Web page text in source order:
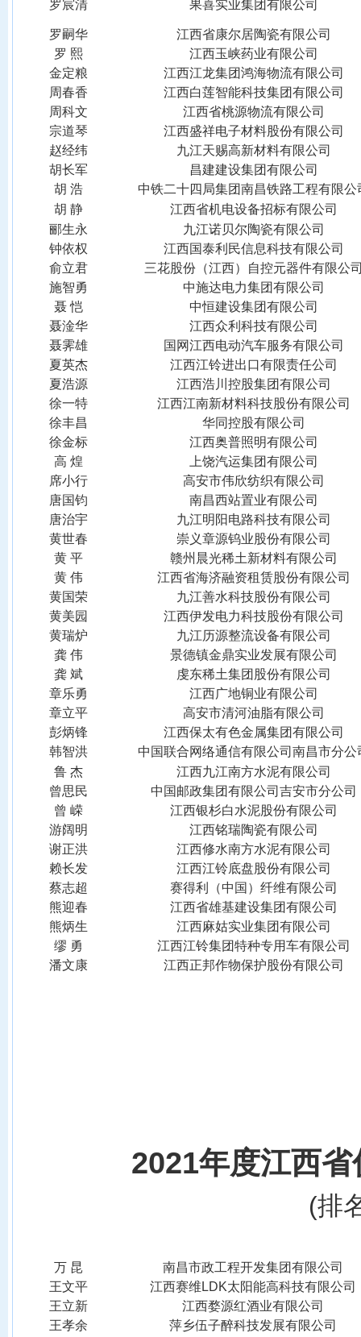
罗宸清 果喜实业集团有限公司
罗嗣华
江西省康尔居陶瓷有限公司
罗 熙
江西玉峡药业有限公司
金定粮
江西江龙集团鸿海物流有限公司
周春香
江西白莲智能科技集团有限公司
周科文
江西省桃源物流有限公司
宗道琴
江西盛祥电子材料股份有限公司
赵经纬
九江天赐高新材料有限公司
胡长军
昌建建设集团有限公司
胡 浩
中铁二十四局集团南昌铁路工程有限公
胡 静
江西省机电设备招标有限公司
郦生永
九江诺贝尔陶瓷有限公司
钟依权
江西国泰利民信息科技有限公司
俞立君
三花股份（江西）自控元器件有限公
施智勇
中施达电力集团有限公司
聂 恺
中恒建设集团有限公司
聂淦华
江西众利科技有限公司
聂霁雄
国网江西电动汽车服务有限公司
夏英杰
江西江铃进出口有限责任公司
夏浩源
江西浩川控股集团有限公司
徐一特
江西江南新材料科技股份有限公司
徐丰昌
华同控股有限公司
徐金标
江西奥普照明有限公司
高 煌
上饶汽运集团有限公司
席小行
高安市伟欣纺织有限公司
唐国钧
南昌西站置业有限公司
唐治宇
九江明阳电路科技有限公司
黄世春
崇义章源钨业股份有限公司
黄 平
赣州晨光稀土新材料有限公司
黄 伟
江西省海济融资租赁股份有限公司
黄国荣
九江善水科技股份有限公司
黄美园
江西伊发电力科技股份有限公司
黄瑞炉
九江历源整流设备有限公司
龚 伟
景德镇金鼎实业发展有限公司
龚 斌
虔东稀土集团股份有限公司
章乐勇
江西广地铜业有限公司
章立平
高安市清河油脂有限公司
彭炳锋
江西保太有色金属集团有限公司
韩智洪
中国联合网络通信有限公司南昌市分公
鲁 杰
江西九江南方水泥有限公司
曾思民
中国邮政集团有限公司吉安市分公司
曾 嵘
江西银杉白水泥股份有限公司
游阔明
江西铭瑞陶瓷有限公司
谢正洪
江西修水南方水泥有限公司
赖长发
江西江铃底盘股份有限公司
蔡志超
赛得利（中国）纤维有限公司
熊迎春
江西省雄基建设集团有限公司
熊炳生
江西麻姑实业集团有限公司
缪 勇
江西江铃集团特种专用车有限公司
潘文康
江西正邦作物保护股份有限公司
2021年度江西
(排
万 昆
南昌市政工程开发集团有限公司
王文平
江西赛维 LDK太阳能高科技有限公司
王立新
江西婺源红酒业有限公司
王孝余
萍乡伍子醉科技发展有限公司